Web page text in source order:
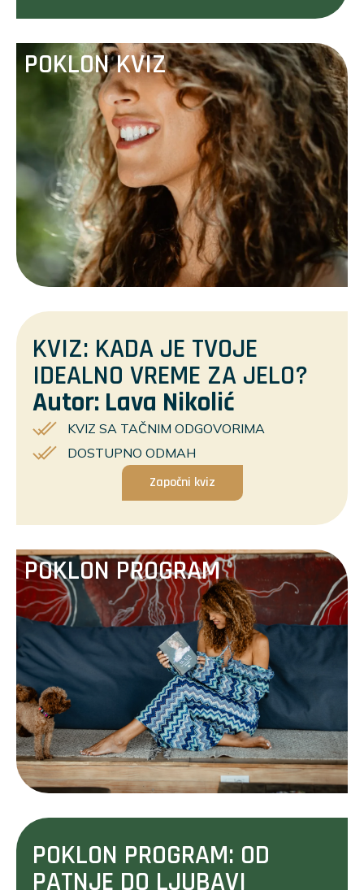
POKLON KVIZ
KVIZ: KADA JE TVOJE
IDEALNO VREME ZA JELO?
Autor: Lava Nikolić
KVIZ SA TAČNIM ODGOVORIMA
DOSTUPNO ODMAH
Započni kviz
POKLON PROGRAM
POKLON PROGRAM: OD
PATNJE DO LJUBAVI